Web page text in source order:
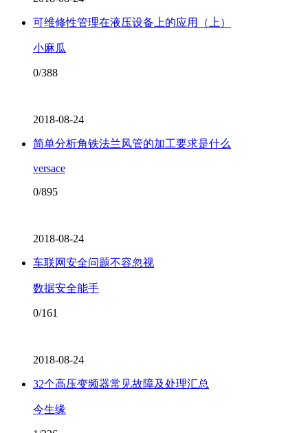
可维修性管理在液压设备上的应用（上）
小麻瓜
0/388
2018-08-24
简单分析角铁法兰风管的加工要求是什么
versace
0/895
2018-08-24
车联网安全问题不容忽视
数据安全能手
0/161
2018-08-24
32个高压变频器常见故障及处理汇总
今生缘